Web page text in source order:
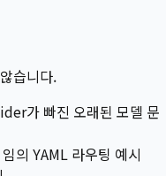
습니다.
가 빠진 오래된 모델 문
의 YAML 라우팅 예시